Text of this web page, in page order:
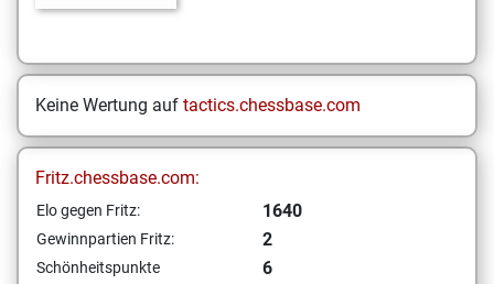
Keine Wertung auf tactics.chessbase.com
Fritz.chessbase.com:
Elo gegen Fritz: 1640
Gewinnpartien Fritz: 2
Schönheitspunkte
6